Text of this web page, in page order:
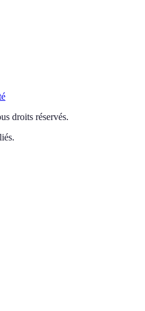
droits réservés.